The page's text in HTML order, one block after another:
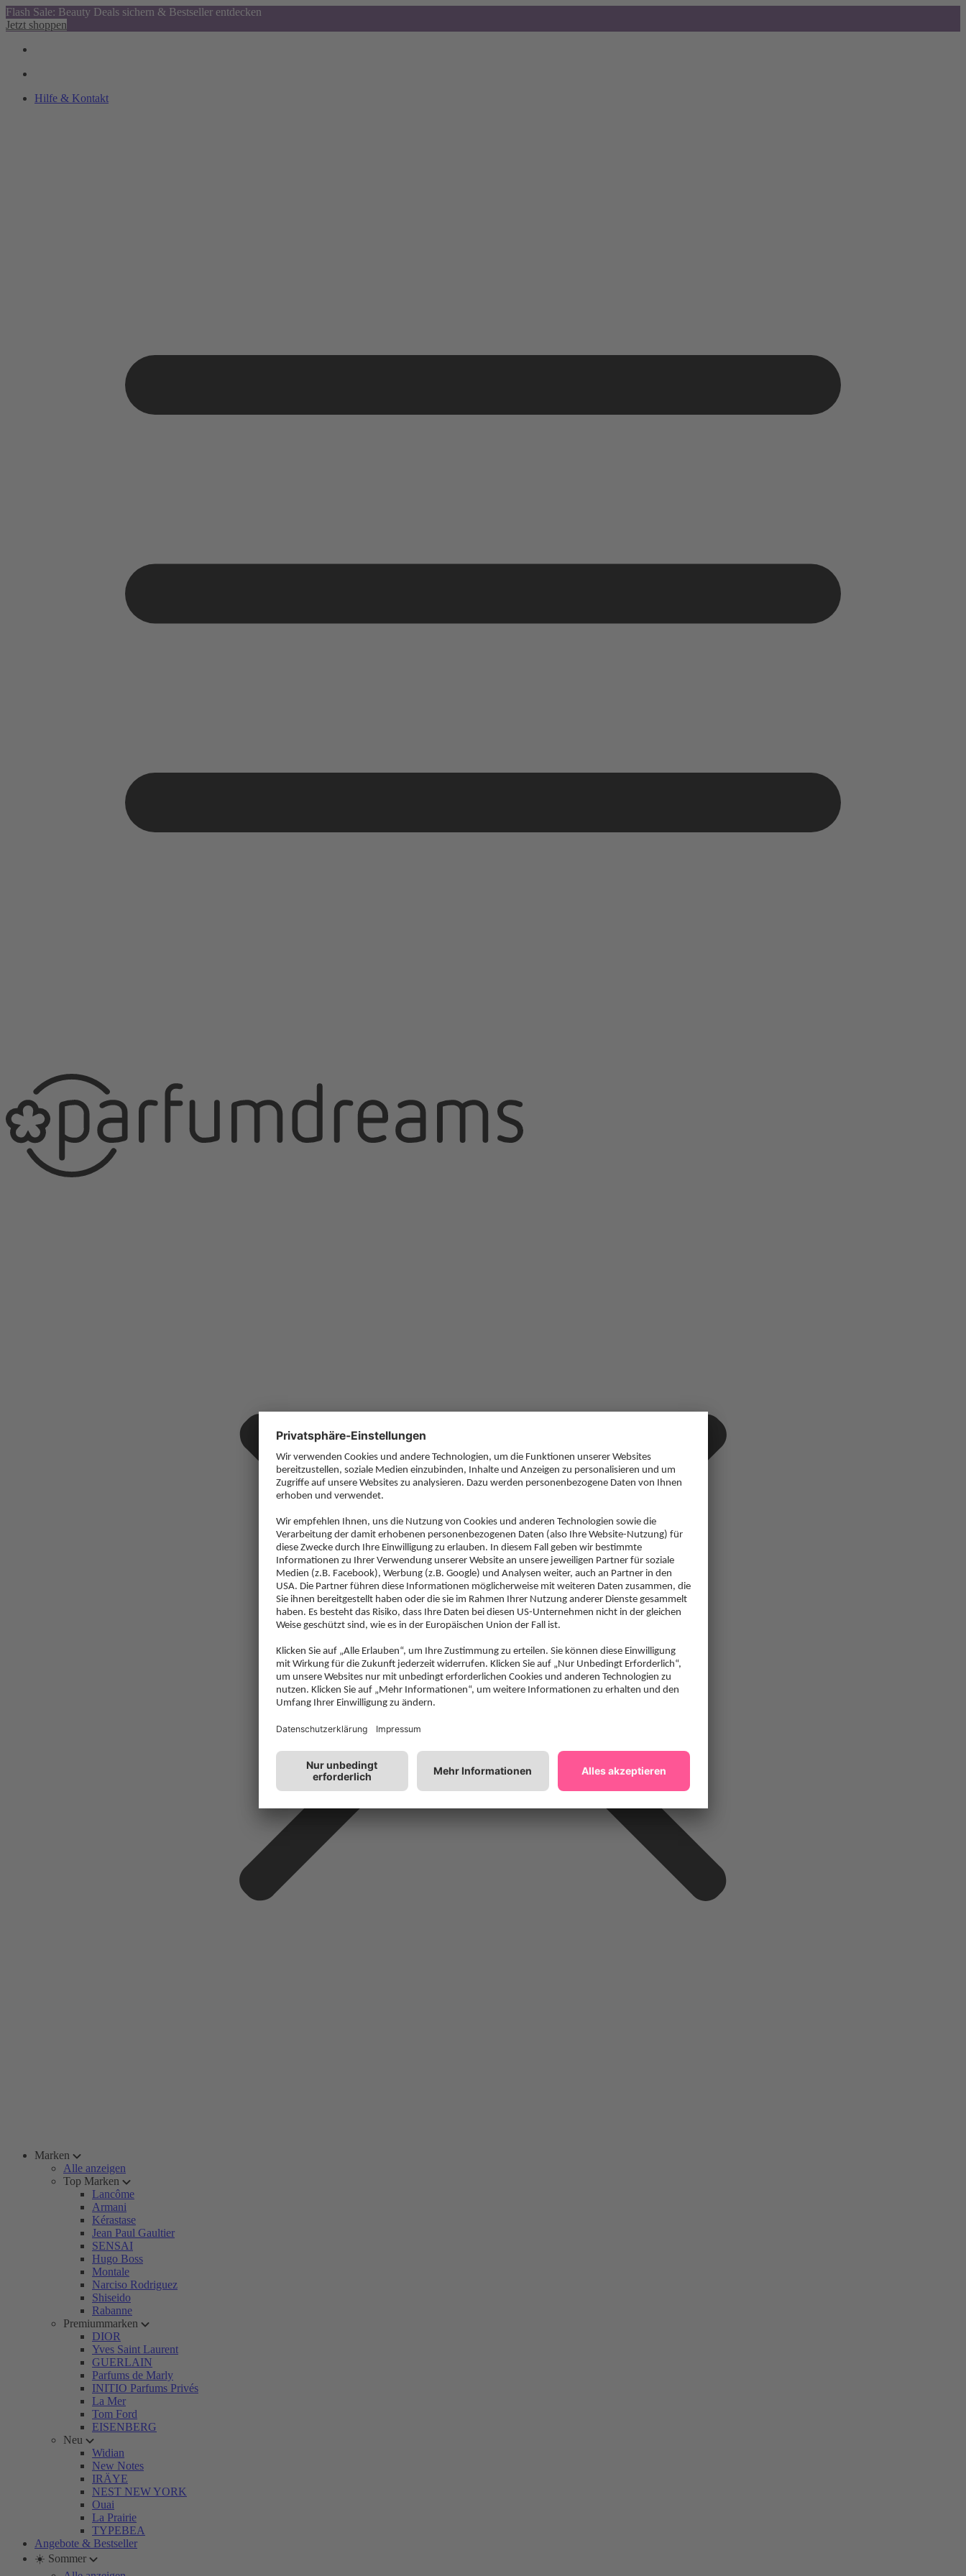
Flash Sale: Beauty Deals sichern & Bestseller entdecken
Jetzt shoppen
Hilfe & Kontakt
Marken
Alle anzeigen
Top Marken
Lancôme
Armani
Kérastase
Jean Paul Gaultier
SENSAI
Hugo Boss
Montale
Narciso Rodriguez
Shiseido
Rabanne
Premiummarken
DIOR
Yves Saint Laurent
GUERLAIN
Parfums de Marly
INITIO Parfums Privés
La Mer
Tom Ford
EISENBERG
Neu
Widian
New Notes
IRÄYE
NEST NEW YORK
Ouai
La Prairie
TYPEBEA
Angebote & Bestseller
☀️ Sommer